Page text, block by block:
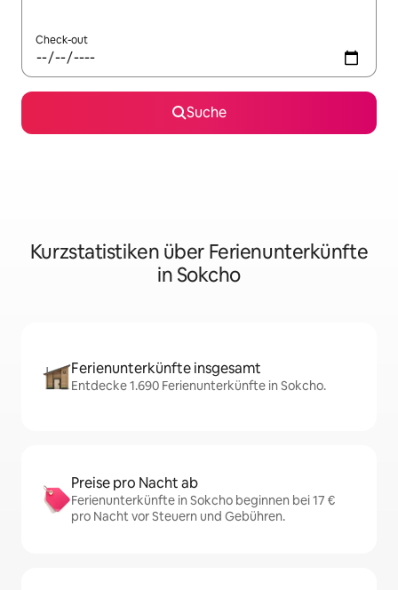
Check-out
Suche
Kurzstatistiken über Ferienunterkünfte
in Sokcho
Ferienunterkünfte insgesamt
Entdecke 1.690 Ferienunterkünfte in Sokcho.
Preise pro Nacht ab
Ferienunterkünfte in Sokcho beginnen bei 17 €
pro Nacht vor Steuern und Gebühren.